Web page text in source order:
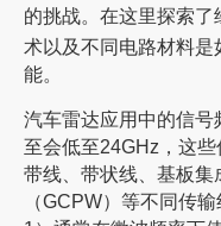
的挑战。在这里探索
术以及不同电路材料是
能。
汽车雷达应用中的信
至会低至24GHz，这
带线、带状线、基板集
（GCPW）等不同传